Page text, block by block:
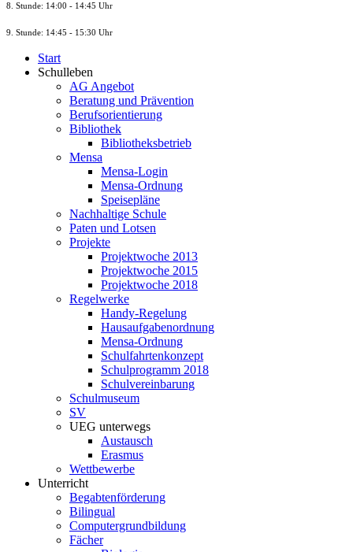
8. Stunde: 14:00 - 14:45 Uhr
9. Stunde: 14:45 - 15:30 Uhr
Start
Schulleben
AG Angebot
Beratung und Prävention
Berufsorientierung
Bibliothek
Bibliotheksbetrieb
Mensa
Mensa-Login
Mensa-Ordnung
Speisepläne
Nachhaltige Schule
Paten und Lotsen
Projekte
Projektwoche 2013
Projektwoche 2015
Projektwoche 2018
Regelwerke
Handy-Regelung
Hausaufgabenordnung
Mensa-Ordnung
Schulfahrtenkonzept
Schulprogramm 2018
Schulvereinbarung
Schulmuseum
SV
UEG unterwegs
Austausch
Erasmus
Wettbewerbe
Unterricht
Begabtenförderung
Bilingual
Computergrundbildung
Fächer